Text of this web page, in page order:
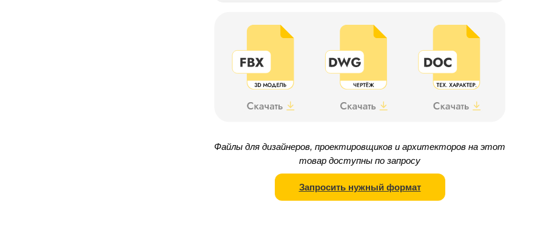
Файлы для дизайнеров, проектировщиков и архитекторов на этот
товар доступны по запросу
Запросить нужный формат